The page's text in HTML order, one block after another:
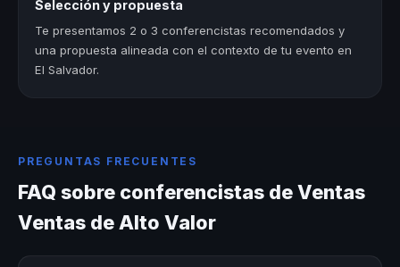
Selección y propuesta
Te presentamos 2 o 3 conferencistas recomendados y
una propuesta alineada con el contexto de tu evento en
El Salvador.
PREGUNTAS FRECUENTES
FAQ sobre conferencistas de Ventas
Ventas de Alto Valor